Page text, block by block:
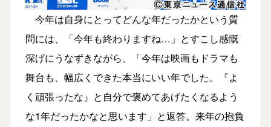
今年は自身にとってどんな年だったかという質
問には、「今年も終わりますね…」とすこし感慨
深げにうなずきながら、「今年は映画もドラマも
舞台も、幅広くできた本当にいい年でした。『よ
く頑張ったな』と自分で褒めてあげたくなるよう
な1年だったかなと思います」と返答。来年の抱負